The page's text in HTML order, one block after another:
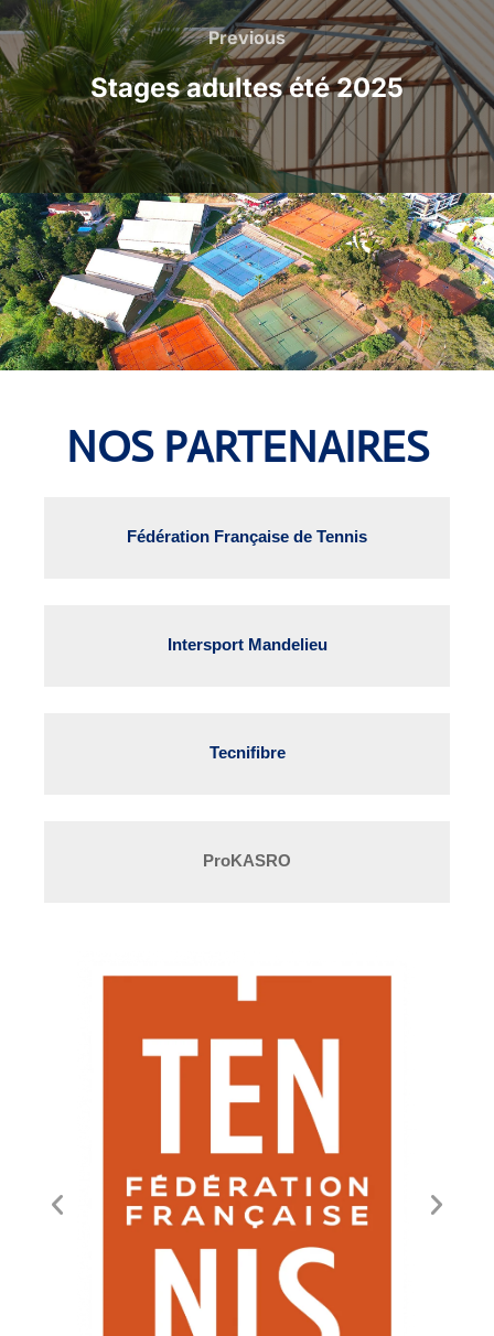
Previous
Stages adultes été 2025
NOS PARTENAIRES
Fédération Française de Tennis
Intersport Mandelieu
Tecnifibre
ProKASRO